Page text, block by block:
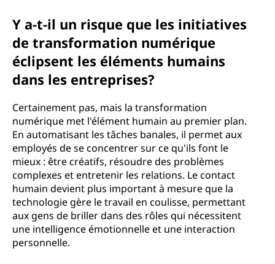
Y a-t-il un risque que les initiatives
de transformation numérique
éclipsent les éléments humains
dans les entreprises?
Certainement pas, mais la transformation
numérique met l'élément humain au premier plan.
En automatisant les tâches banales, il permet aux
employés de se concentrer sur ce qu'ils font le
mieux : être créatifs, résoudre des problèmes
complexes et entretenir les relations. Le contact
humain devient plus important à mesure que la
technologie gère le travail en coulisse, permettant
aux gens de briller dans des rôles qui nécessitent
une intelligence émotionnelle et une interaction
personnelle.